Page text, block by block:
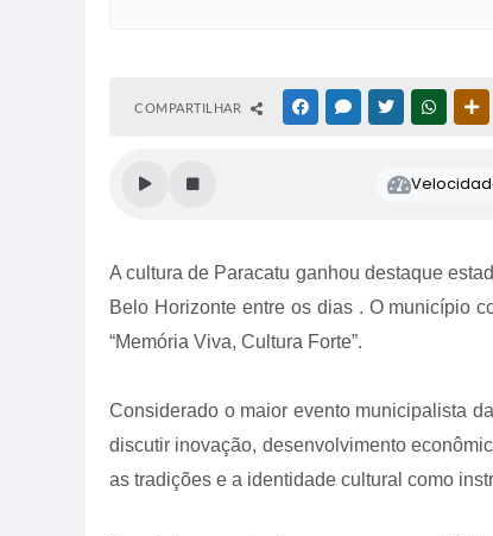
COMPARTILHAR FACEBOOKMESSENGER
TWITTER
A cultura de Paracatu ganhou destaque
Belo Horizonte entre os dias . O município
“Memória Viva, Cultura Forte”.
Considerado o maior evento municipalista
discutir inovação, desenvolvimento
as tradições e a identidade cultural como